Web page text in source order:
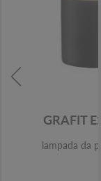
GRAFIT
lampada da